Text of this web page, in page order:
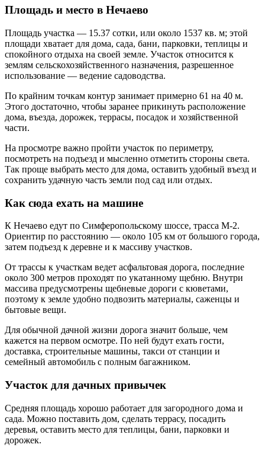
Площадь и место в Нечаево
Площадь участка — 15.37 сотки, или около 1537 кв. м; этой
площади хватает для дома, сада, бани, парковки, теплицы и
спокойного отдыха на своей земле. Участок относится к
землям сельскохозяйственного назначения, разрешенное
использование — ведение садоводства.
По крайним точкам контур занимает примерно 61 на 40 м.
Этого достаточно, чтобы заранее прикинуть расположение
дома, въезда, дорожек, террасы, посадок и хозяйственной
части.
На просмотре важно пройти участок по периметру,
посмотреть на подъезд и мысленно отметить стороны света.
Так проще выбрать место для дома, оставить удобный въезд и
сохранить удачную часть земли под сад или отдых.
Как сюда ехать на машине
К Нечаево едут по Симферопольскому шоссе, трасса М-2.
Ориентир по расстоянию — около 105 км от большого города,
затем подъезд к деревне и к массиву участков.
От трассы к участкам ведет асфальтовая дорога, последние
около 300 метров проходят по укатанному щебню. Внутри
массива предусмотрены щебневые дороги с кюветами,
поэтому к земле удобно подвозить материалы, саженцы и
бытовые вещи.
Для обычной дачной жизни дорога значит больше, чем
кажется на первом осмотре. По ней будут ехать гости,
доставка, строительные машины, такси от станции и
семейный автомобиль с полным багажником.
Участок для дачных привычек
Средняя площадь хорошо работает для загородного дома и
сада. Можно поставить дом, сделать террасу, посадить
деревья, оставить место для теплицы, бани, парковки и
дорожек.